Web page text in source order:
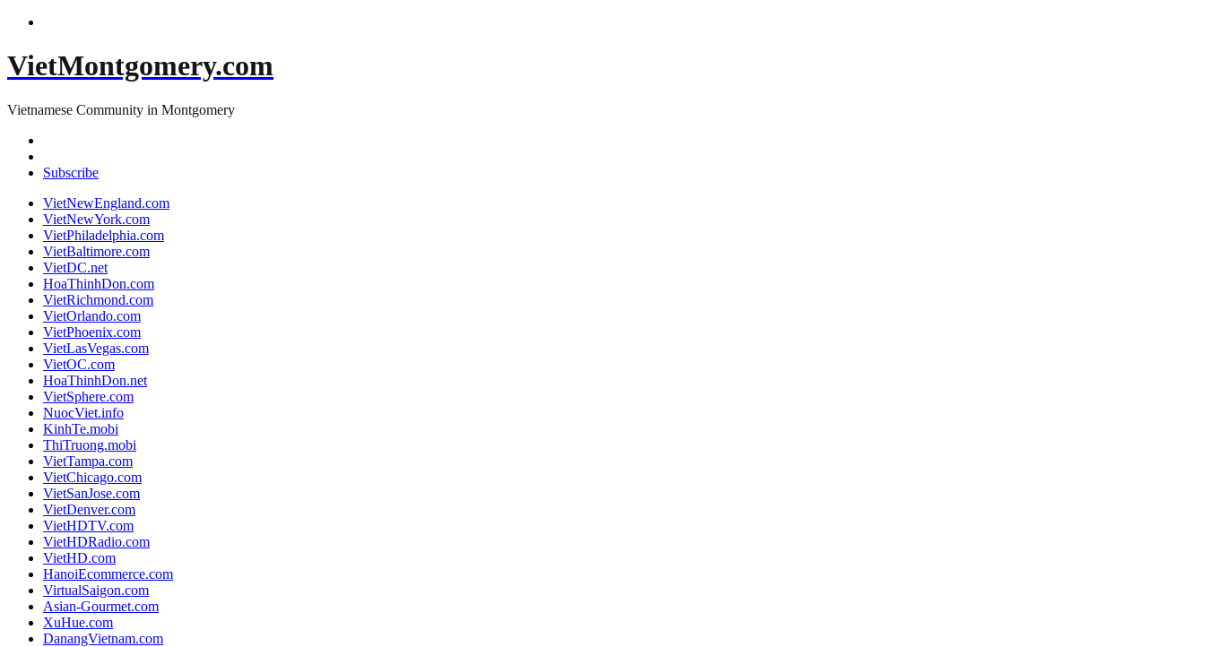
VietMontgomery.com
Vietnamese Community in Montgomery
Subscribe
VietNewEngland.com
VietNewYork.com
VietPhiladelphia.com
VietBaltimore.com
VietDC.net
HoaThinhDon.com
VietRichmond.com
VietOrlando.com
VietPhoenix.com
VietLasVegas.com
VietOC.com
HoaThinhDon.net
VietSphere.com
NuocViet.info
KinhTe.mobi
ThiTruong.mobi
VietTampa.com
VietChicago.com
VietSanJose.com
VietDenver.com
VietHDTV.com
VietHDRadio.com
VietHD.com
HanoiEcommerce.com
VirtualSaigon.com
Asian-Gourmet.com
XuHue.com
DanangVietnam.com